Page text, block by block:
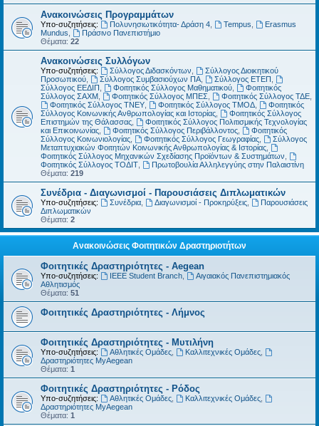
Ανακοινώσεις Προγραμμάτων
Υπο-συζητήσεις: Πολυνησιωτικότητα- Δράση 4, Tempus
Erasmus
Mundus
Πράσινο Πανεπιστήμιο
Θέματα: 22
Ανακοινώσεις Συλλόγων
Υπο-συζητήσεις: Σύλλογος Διδασκόντων
Σύλλογος Διοικητικού
Προσωπικού
Σύλλογος Συμβασιούχων ΠΑ, Σύλλογος ΕΤΕΠ
Σύλλογος ΕΕΔΙΠ
Φοιτητικός Σύλλογος Μαθηματικού,
Φοιτητικός
Σύλλογος ΣΑΧΜ
Φοιτητικός Σύλλογος ΜΠΕΣ Φοιτητικός Σύλλογος ΤΔΕ,
Φοιτητικός Σύλλογος ΤΝΕΥ, Φοιτητικός Σύλλογος ΤΜΟΔ,
Φοιτητικός
Σύλλογος Κοινωνικής Ανθρωπολογίας και Ιστορίας
Φοιτητικός Σύλλογος
Επιστημών της Θάλασσας
Φοιτητικός Σύλλογος Πολιτισμικής Τεχνολογίας
και Επικοινωνίας
Φοιτητικός Σύλλογος Περιβάλλοντος,
Φοιτητικός
Σύλλογος Κοινωνιολογίας
Φοιτητικός Σύλλογος Γεωγραφίας,
Σύλλογος
Μεταπτυχιακών Φοιτητών Κοινωνικής Ανθρωπολογίας & Ιστορίας
Φοιτητικός Σύλλογος Μηχανικών Σχεδίασης Προϊόντων & Συστημάτων
Φοιτητικός Σύλλογος ΤΟΔΙΤ
Πρωτοβουλία Αλληλεγγύης στην Παλαιστίνη
Θέματα: 219
Συνέδρια - Διαγωνισμοί - Παρουσιάσεις Διπλωματικών
Υπο-συζητήσεις: Συνέδρια, Διαγωνισμοί - Προκηρύξεις,
Παρουσιάσεις
Διπλωματικών
Θέματα: 2
Ανακοινώσεις Φοιτητικών Δραστηριοτήτων
Φοιτητικές Δραστηριότητες - Aegean
Υπο-συζητήσεις: IEEE Student Branch,
Αιγαιακός Πανεπιστημιακός
Αθλητισμός
Θέματα: 51
Φοιτητικές Δραστηριότητες - Λήμνος
Φοιτητικές Δραστηριότητες - Μυτιλήνη
Υπο-συζητήσεις: Αθλητικές Ομάδες, Καλλιτεχνικές Ομάδες,
Δραστηριότητες MyAegean
Θέματα: 1
Φοιτητικές Δραστηριότητες - Ρόδος
Υπο-συζητήσεις: Αθλητικές Ομάδες, Καλλιτεχνικές Ομάδες,
Δραστηριότητες MyAegean
Θέματα: 1